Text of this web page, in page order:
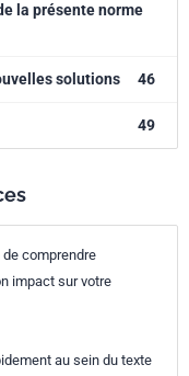
la présente norme
solutions 46
49
comprendre
impact sur votre
au sein du texte